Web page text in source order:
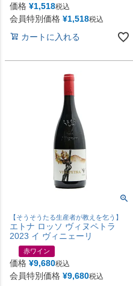
価格 ¥1,518税込
会員特別価格 ¥1,518税込
カートに入れる
【そうそうたる生産者が教えを乞う】
エトナ ロッソ ヴィヌペトラ
2023 イ ヴィニェーリ
赤ワイン
価格 ¥9,680税込
会員特別価格 ¥9,680税込